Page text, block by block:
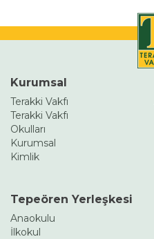
Kurumsal
Terakki Vakfı
Terakki Vakfı
Okulları
Kurumsal
Kimlik
Tepeören Yerleşkesi
Anaokulu
İlkokul